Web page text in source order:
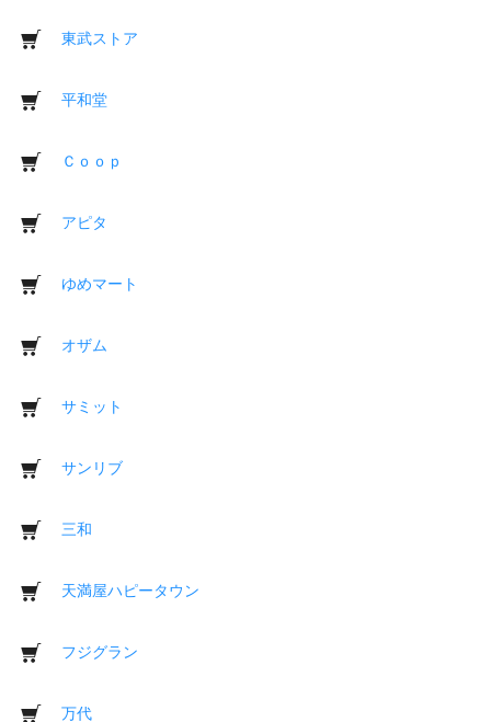
東武ストア
平和堂
Ｃｏｏｐ
アピタ
ゆめマート
オザム
サミット
サンリブ
三和
天満屋ハピータウン
フジグラン
万代